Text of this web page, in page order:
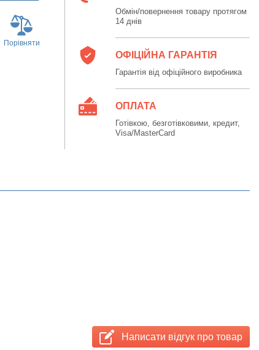
Порівняти
Обмін/повернення товару протягом
14 днів
ОФІЦІЙНА ГАРАНТІЯ
Гарантія від офіційного виробника
ОПЛАТА
Готівкою, безготівковими, кредит,
Visa/MasterCard
Написати відгук про товар